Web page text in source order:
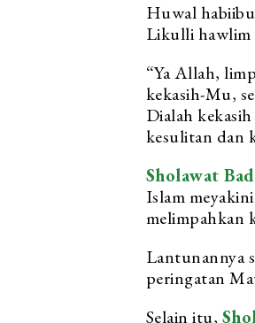
Huwal
Likulli hawlim
“Ya Allah,
kekasih-Mu,
Dialah
kesulitan dan
Sholawat
Islam
melimpahkan
Lantunannya
peringatan
Selain itu,